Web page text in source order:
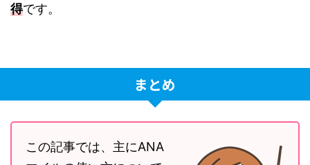
得です。
まとめ
この記事では、主にANA